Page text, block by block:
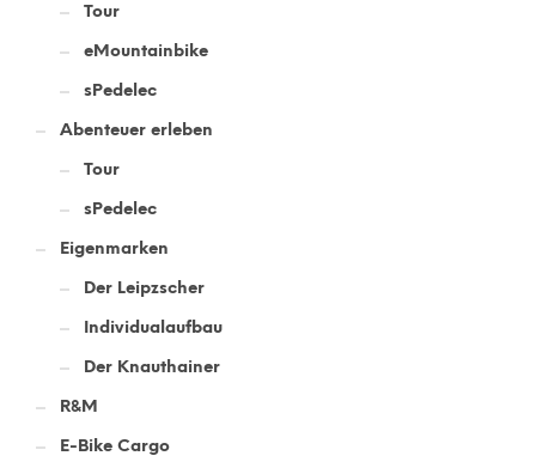
Tour
eMountainbike
sPedelec
Abenteuer erleben
Tour
sPedelec
Eigenmarken
Der Leipzscher
Individualaufbau
Der Knauthainer
R&M
E-Bike Cargo